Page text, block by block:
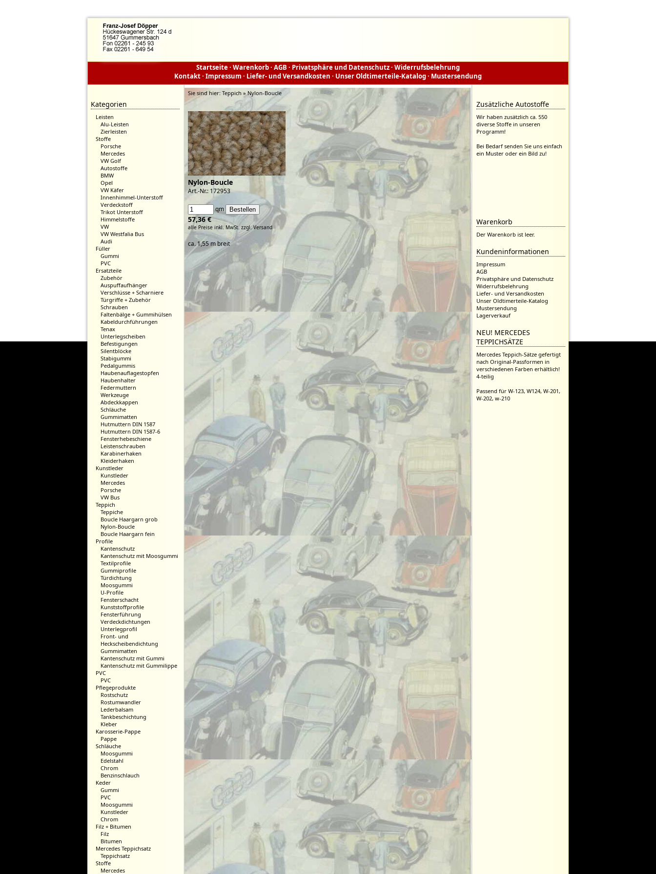
Startseite· Warenkorb· AGB · Privatsphäre und Datenschutz· Widerrufsbelehrung
Kontakt· Impressum · Liefer- und Versandkosten · Unser Oldtimerteile-Katalog· Mustersendung
Kategorien
Leisten
Alu-Leisten
Zierleisten
Stoffe
Porsche
Mercedes
VW Golf
Autostoffe
BMW
Opel
VW Käfer
Innenhimmel-Unterstoff
Verdeckstoff
Trikot Unterstoff
Himmelstoffe
VW
VW Westfalia Bus
Audi
Füller
Gummi
PVC
Ersatzteile
Zubehör
Auspuffaufhänger
Verschlüsse + Scharniere
Türgriffe + Zubehör
Schrauben
Faltenbälge + Gummihülsen
Kabeldurchführungen
Tenax
Unterlegscheiben
Befestigungen
Silentblöcke
Stabigummi
Pedalgummis
Haubenauflagestopfen
Haubenhalter
Federmuttern
Werkzeuge
Abdeckkappen
Schläuche
Gummimatten
Hutmuttern DIN 1587
Hutmuttern DIN 1587-6
Fensterhebeschiene
Leistenschrauben
Karabinerhaken
Kleiderhaken
Kunstleder
Kunstleder
Mercedes
Porsche
VW Bus
Teppich
Teppiche
Boucle Haargarn grob
Nylon-Boucle
Boucle Haargarn fein
Profile
Kantenschutz
Kantenschutz mit Moosgummi
Textilprofile
Gummiprofile
Türdichtung
Moosgummi
U-Profile
Fensterschacht
Kunststoffprofile
Fensterführung
Verdeckdichtungen
Unterlegprofil
Front- und
Heckscheibendichtung
Gummimatten
Kantenschutz mit Gummi
Kantenschutz mit Gummilippe
PVC
PVC
Pflegeprodukte
Rostschutz
Rostumwandler
Lederbalsam
Tankbeschichtung
Kleber
Karosserie-Pappe
Pappe
Schläuche
Moosgummi
Edelstahl
Chrom
Benzinschlauch
Keder
Gummi
PVC
Moosgummi
Kunstleder
Chrom
Filz + Bitumen
Filz
Bitumen
Mercedes Teppichsatz
Teppichsatz
Stoffe
Mercedes
Sie sind hier: Teppich » Nylon-Boucle
Nylon-Boucle
Art.-Nr.: 172953
qm
57,36 €
alle Preise inkl. MwSt.zzgl. Versand
ca. 1,55 m breit
Zusätzliche Autostoffe
Wir haben zusätzlich ca. 550
diverse Stoffe in unseren
Programm!
Bei Bedarf senden Sie uns einfach
ein Muster oder ein Bild zu!
Warenkorb
Der Warenkorb ist leer.
Kundeninformationen
Impressum
AGB
Privatsphäre und Datenschutz
Widerrufsbelehrung
Liefer- und Versandkosten
Unser Oldtimerteile-Katalog
Mustersendung
Lagerverkauf
NEU! MERCEDES
TEPPICHSÄTZE
Mercedes Teppich-Sätze gefertigt
nach Original-Passformen in
verschiedenen Farben erhältlich!
4-teilig
Passend für W-123, W124, W-201,
W-202, w-210